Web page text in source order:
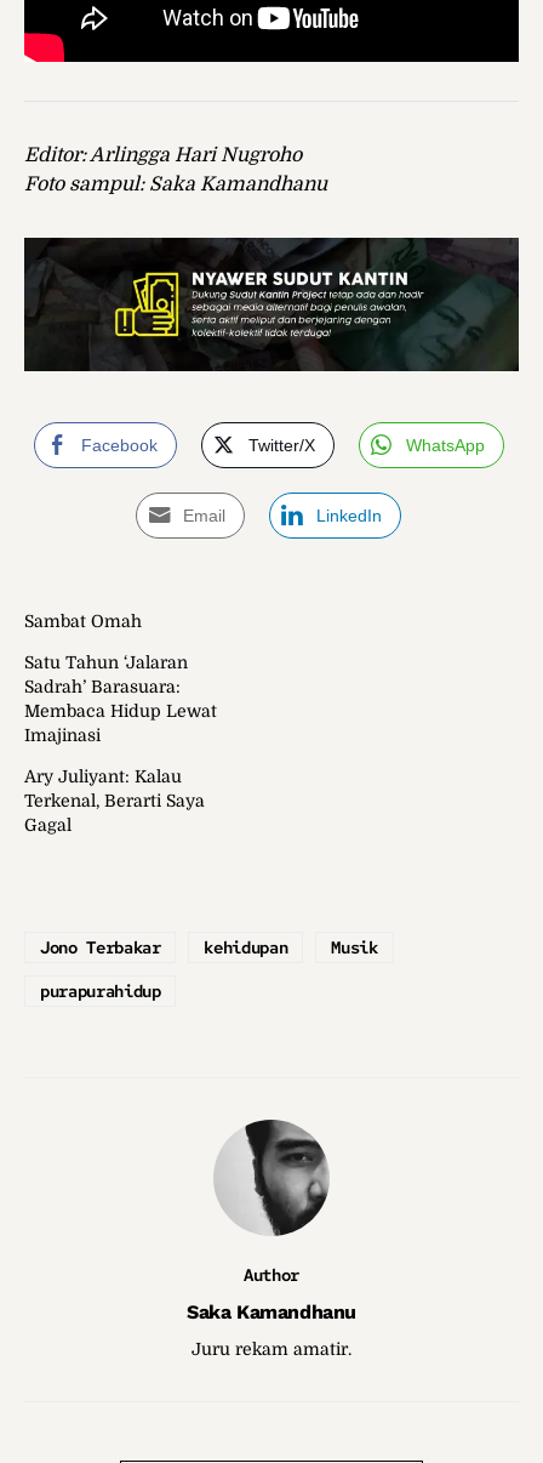
Editor: Arlingga Hari Nugroho
Foto sampul: Saka Kamandhanu
Facebook Twitter/X WhatsApp
Email LinkedIn
Sambat Omah
Satu Tahun ‘Jalaran
Sadrah’ Barasuara:
Membaca Hidup Lewat
Imajinasi
Ary Juliyant: Kalau
Terkenal, Berarti Saya
Gagal
Jono Terbakar kehidupan
Musik
purapurahidup
Author
Saka Kamandhanu
Juru rekam amatir.